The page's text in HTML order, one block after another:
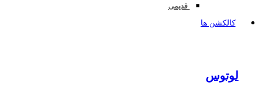
قدیمی
کالکشن ها
لوتوس